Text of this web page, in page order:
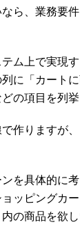
ら、業務要
ム上で実現
に「カート
の項目を列挙
作りますが
を具体的に考
ッピングカ
の商品を欲